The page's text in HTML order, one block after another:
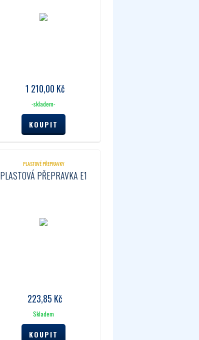
1 210,00 Kč
-skladem-
PLASTOVÉ PŘEPRAVKY
PLASTOVÁ PŘEPRAVKA E1
223,85 Kč
Skladem